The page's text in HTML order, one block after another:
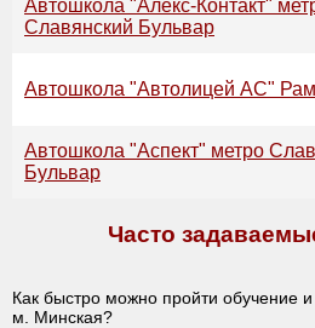
Автошкола "Алекс-Контакт"
Славянский Бульвар
Автошкола "Автолицей АС"
Автошкола "Аспект" метро
Бульвар
Часто
Как быстро можно пройти обучение
м. Минская?